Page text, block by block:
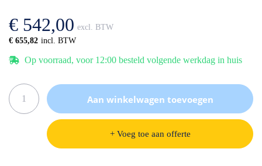
gallerij
€ 655,82
€ 542,00
Op voorraad, voor 12:00 besteld volgende werkdag in huis
Aan winkelwagen toevoegen
+ Voeg toe aan offerte